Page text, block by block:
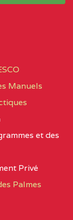
Manuels
et des
Privé
Palmes